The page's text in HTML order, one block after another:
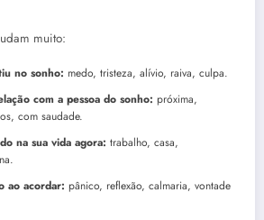
muito:
no sonho: medo, tristeza, alívio, raiva, culpa.
com a pessoa do sonho: próxima,
com saudade.
na sua vida agora: trabalho, casa,
ao acordar: pânico, reflexão, calmaria, vontade